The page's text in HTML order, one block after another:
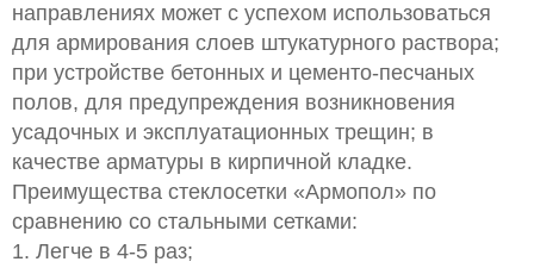
направлениях может с успехом использоваться
для армирования слоев штукатурного раствора;
при устройстве бетонных и цементо-песчаных
полов, для предупреждения возникновения
усадочных и эксплуатационных трещин; в
качестве арматуры в кирпичной кладке.
Преимущества стеклосетки «Армопол» по
сравнению со стальными сетками:
1. Легче в 4-5 раз;